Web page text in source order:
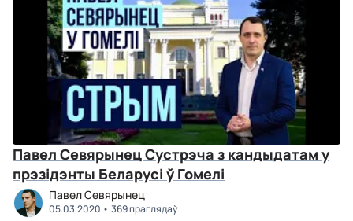
Павел Севярынец Сустрэча з кандыдатам у
прэзідэнты Беларусі ў Гомелі
Павел Севярынец
05.03.2020 369 праглядаў